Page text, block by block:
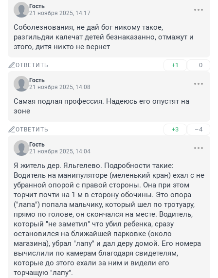
Гость
21 ноября 2025, 14:17
Соболезнования, не дай бог никому такое,
разгильдяи калечат детей безнаказанно, отмажут и
этого, дитя никто не вернет
ОТВЕТИТЬ +1 –0
Гость
21 ноября 2025, 14:08
Самая подлая профессия. Надеюсь его опустят на
зоне
ОТВЕТИТЬ +3 –4
Гость
21 ноября 2025, 14:04
Я житель дер. Яльгелево. Подробности такие:
Водитель на манипуляторе (меленький кран) ехал с не
убранной опорой с правой стороны. Она при этом
торчит почти на 1 м в сторону обочины. Это опора
("лапа") попала мальчику, который шел по тротуару,
прямо по голове, он скончался на месте. Водитель,
который "не заметил" что убил ребенка, сразу
остановился на ближайшей парковке (около
магазина), убрал "лапу" и дал деру домой. Его номера
вычислили по камерам благодаря свидетелям,
которые до этого ехали за ним и видели его
торчащую "лапу".